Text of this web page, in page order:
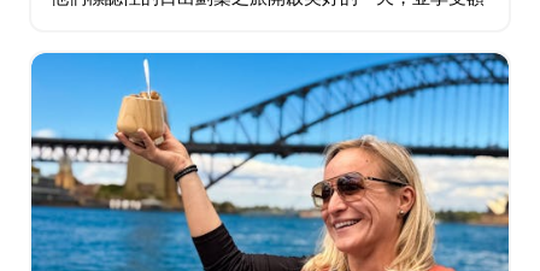
將在漂浮的野餐檯上享用起泡（不含酒精）香檳…